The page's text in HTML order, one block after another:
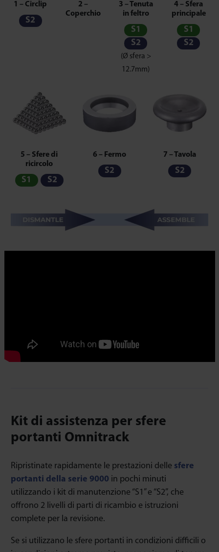
1 – Circlip
S2
2 –
Coperchio
3 – Tenuta
in feltro
S1
S2
(Ø sfera >
12.7mm)
4 – Sfera
principale
S1
S2
5 – Sfere di
ricircolo
S1 S2
6 – Fermo
S2
7 – Tavola
S2
Kit di assistenza per sfere
portanti Omnitrack
Ripristinate rapidamente le prestazioni delle sfere
portanti della serie 9000 in pochi minuti
utilizzando i kit di manutenzione “S1” e “S2”, che
offrono 2 livelli di parti di ricambio e istruzioni
complete per la revisione.
Se si utilizzano le sfere portanti in condizioni difficili o